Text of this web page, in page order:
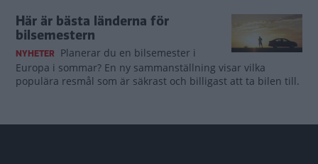
Här är bästa länderna för
bilsemestern
NYHETER Planerar du en bilsemester i
Europa i sommar? En ny sammanställning visar vilka
populära resmål som är säkrast och billigast att ta bilen till.